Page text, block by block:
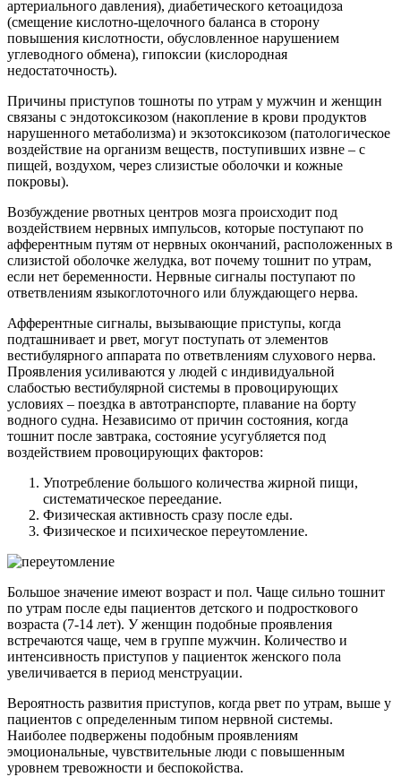
артериального давления), диабетического кетоацидоза
(смещение кислотно-щелочного баланса в сторону
повышения кислотности, обусловленное нарушением
углеводного обмена), гипоксии (кислородная
недостаточность).
Причины приступов тошноты по утрам у мужчин и женщин
связаны с эндотоксикозом (накопление в крови продуктов
нарушенного метаболизма) и экзотоксикозом (патологическое
воздействие на организм веществ, поступивших извне – с
пищей, воздухом, через слизистые оболочки и кожные
покровы).
Возбуждение рвотных центров мозга происходит под
воздействием нервных импульсов, которые поступают по
афферентным путям от нервных окончаний, расположенных в
слизистой оболочке желудка, вот почему тошнит по утрам,
если нет беременности. Нервные сигналы поступают по
ответвлениям языкоглоточного или блуждающего нерва.
Афферентные сигналы, вызывающие приступы, когда
подташнивает и рвет, могут поступать от элементов
вестибулярного аппарата по ответвлениям слухового нерва.
Проявления усиливаются у людей с индивидуальной
слабостью вестибулярной системы в провоцирующих
условиях – поездка в автотранспорте, плавание на борту
водного судна. Независимо от причин состояния, когда
тошнит после завтрака, состояние усугубляется под
воздействием провоцирующих факторов:
Употребление большого количества жирной пищи,
систематическое переедание.
Физическая активность сразу после еды.
Физическое и психическое переутомление.
Большое значение имеют возраст и пол. Чаще сильно тошнит
по утрам после еды пациентов детского и подросткового
возраста (7-14 лет). У женщин подобные проявления
встречаются чаще, чем в группе мужчин. Количество и
интенсивность приступов у пациенток женского пола
увеличивается в период менструации.
Вероятность развития приступов, когда рвет по утрам, выше у
пациентов с определенным типом нервной системы.
Наиболее подвержены подобным проявлениям
эмоциональные, чувствительные люди с повышенным
уровнем тревожности и беспокойства.